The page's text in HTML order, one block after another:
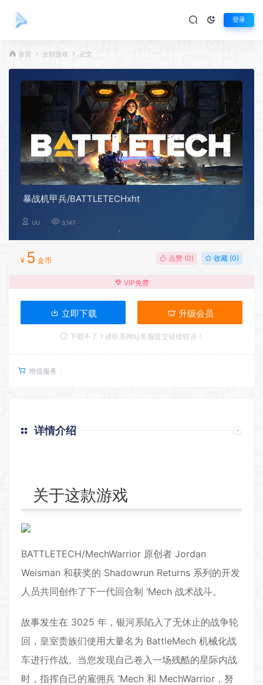
登录
首页 全部游戏 正文
暴战机甲兵/BATTLETECHxht
UU 3,147
¥ 5 金币 点赞 (0) 收藏 (0)
VIP免费
立即下载 升级会员
下载不了？请联系网站客服提交链接错误！
增值服务：
详情介绍
关于这款游戏
BATTLETECH/MechWarrior 原创者 Jordan
Weisman 和获奖的 Shadowrun Returns 系列的开发
人员共同创作了下一代回合制 ‘Mech 战术战斗。
故事发生在 3025 年，银河系陷入了无休止的战争轮
回，皇室贵族们使用大量名为 BattleMech 机械化战
车进行作战。当您发现自己卷入一场残酷的星际内战
时，指挥自己的雇佣兵 ‘Mech 和 MechWarrior，努